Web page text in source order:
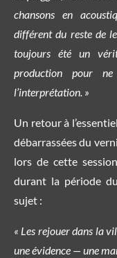
chansons en
différent du reste de
toujours été un
production pour
l’interprétation. »
Un retour à
débarrassées du
lors de cette
durant la période
sujet :
« Les rejouer dans la
une évidence — une